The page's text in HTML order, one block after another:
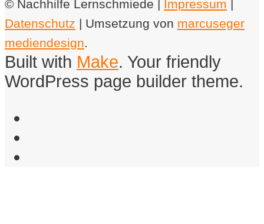
© Nachhilfe Lernschmiede | Impressum |
Datenschutz | Umsetzung von marcuseger
mediendesign.
Built with Make. Your friendly
WordPress page builder theme.